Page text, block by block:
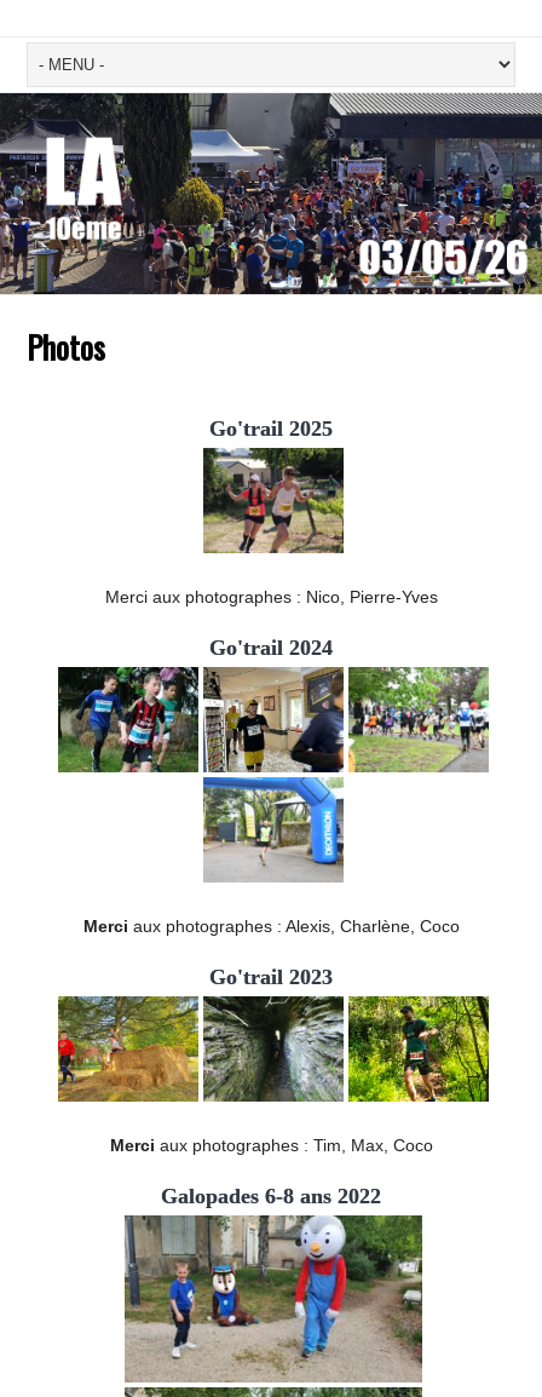
Photos
Go'trail 2025
Merci aux photographes : Nico, Pierre-Yves
Go'trail 2024
Merci aux photographes : Alexis, Charlène, Coco
Go'trail 2023
Merci aux photographes : Tim, Max, Coco
Galopades 6-8 ans 2022